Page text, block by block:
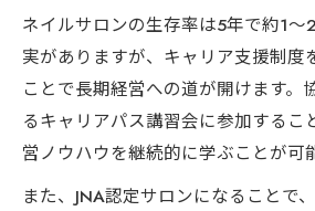
ネイルサロンの生存率は5年で約1〜
実がありますが、キャリア支援制度
ことで長期経営への道が開けます。
るキャリアパス講習会に参加するこ
営ノウハウを継続的に学ぶことが可
また、JNA認定サロンになることで